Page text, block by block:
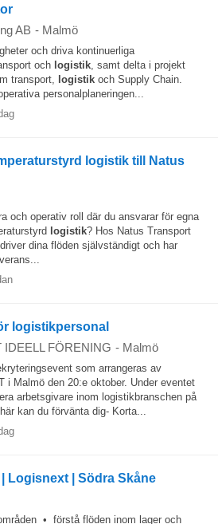
AB - Malmö
och driva kontinuerliga
och logistik, samt delta i projekt
transport, logistik och Supply Chain.
personalplaneringen...
logistik till Natus
och operativ roll där du ansvarar för egna
logistik? Hos Natus Transport
dina flöden självständigt och har
logistikpersonal
IDEELL FÖRENING - Malmö
som arrangeras av
i Malmö den 20:e oktober. Under eventet
arbetsgivare inom logistikbranschen på
kan du förvänta dig- Korta...
Logisnext | Södra Skåne
• förstå flöden inom lager och